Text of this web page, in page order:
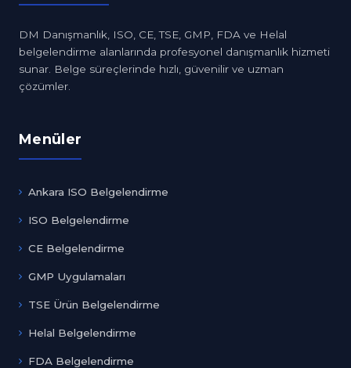
DM Danışmanlık, ISO, CE, TSE, GMP, FDA ve Helal
belgelendirme alanlarında profesyonel danışmanlık hizmeti
sunar. Belge süreçlerinde hızlı, güvenilir ve uzman
çözümler.
Menüler
Ankara ISO Belgelendirme
ISO Belgelendirme
CE Belgelendirme
GMP Uygulamaları
TSE Ürün Belgelendirme
Helal Belgelendirme
FDA Belgelendirme